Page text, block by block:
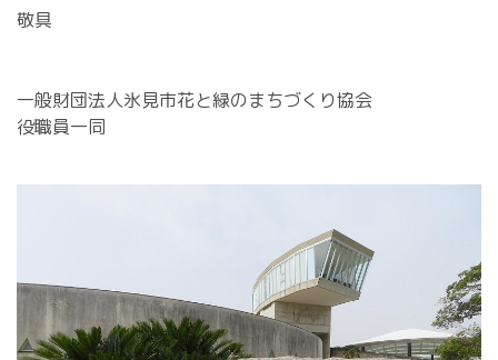
敬具
一般財団法人氷見市花と緑のまちづくり協会
役職員一同